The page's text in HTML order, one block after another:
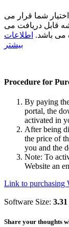
شما قرار می
قابل دریافت می
می باشد. اطلاعات
بیشتر
Procedure for
By paying
portal, the
activated in
After being
the price of
you and the
Note: To
Website an
Link to purchasing
Software Size:
Share your thoughts